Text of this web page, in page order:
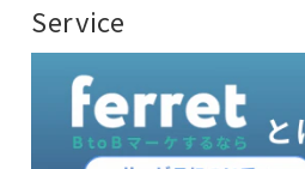
Service